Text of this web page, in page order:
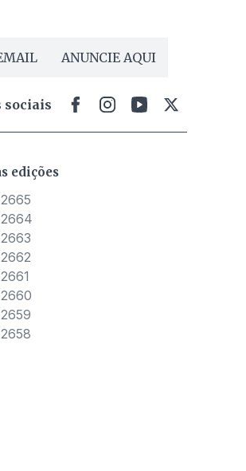
ANUNCIE AQUI
sociais
edições